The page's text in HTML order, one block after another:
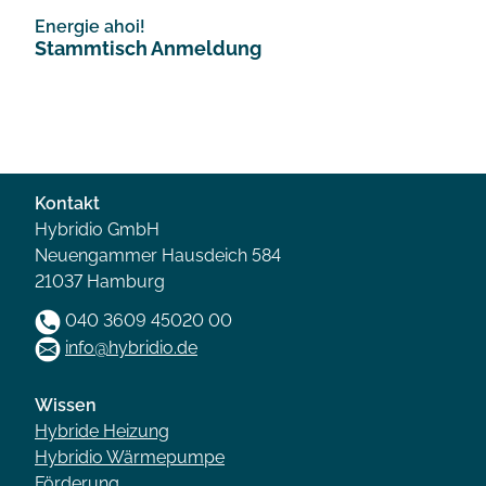
Energie ahoi!
Stammtisch Anmeldung
Kontakt
Hybridio GmbH
Neuengammer Hausdeich 584
21037 Hamburg
040 3609 45020 00
info@hybridio.de
Wissen
Hybride Heizung
Hybridio Wärmepumpe